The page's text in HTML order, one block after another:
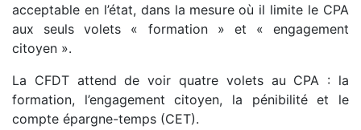
acceptable en l’état, dans la mesure où il limite le CPA
aux seuls volets « formation » et « engagement
citoyen ».
La CFDT attend de voir quatre volets au CPA : la
formation, l’engagement citoyen, la pénibilité et le
compte épargne-temps (CET).